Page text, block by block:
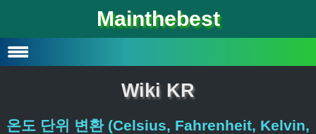
Mainthebest
Privacy Policy
Wiki KR
온도 단위 변환 (Celsius, Fahrenheit, Kelvin,